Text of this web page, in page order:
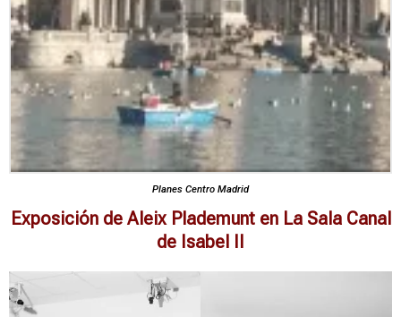
Planes Centro Madrid
Exposición de Aleix Plademunt en La Sala Canal
de Isabel II